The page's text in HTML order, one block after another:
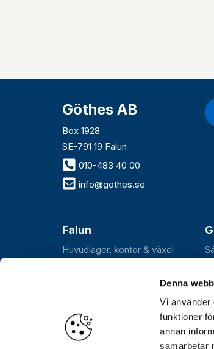
Denna
Vi använder
funktioner
annan
samarbetar
Göthes AB
Box 1928
SE-791 19 Falun
010-483 40 00
info@gothes.se
Falun
Huvudlager, kontor & växel
Öppettider Huvudkontor,